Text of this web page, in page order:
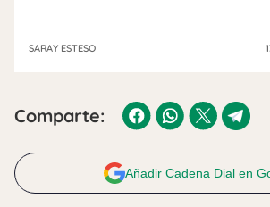
SARAY ESTESO
Comparte:
Añadir Cadena Dial en